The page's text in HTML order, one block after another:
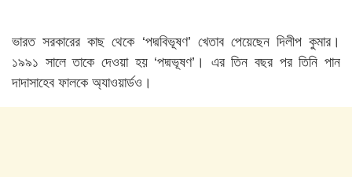
ভারত সরকারের কাছ থেকে ‘পদ্মবিভূষণ’ খেতাব পেয়েছেন দিলীপ কুমার।
১৯৯১ সালে তাকে দেওয়া হয় ‘পদ্মভূষণ’। এর তিন বছর পর তিনি পান
দাদাসাহেব ফালকে অ্যাওয়ার্ডও।